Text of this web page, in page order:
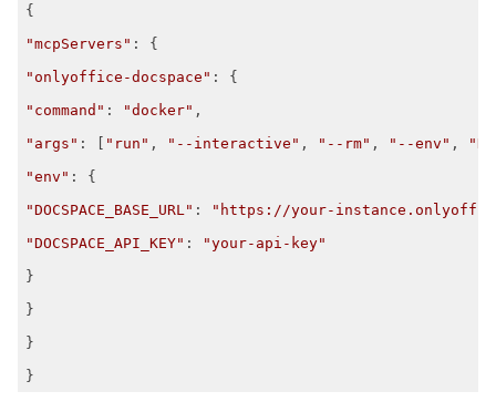
"mcpServers"
"onlyoffice-docspace"
"command" : "docker"
"args" : [ "run" , "--interactive" , "--rm" , "--env" ,
"env"
"DOCSPACE_BASE_URL" :
"https://your-
"DOCSPACE_API_KEY" :
"your-api-key"
}